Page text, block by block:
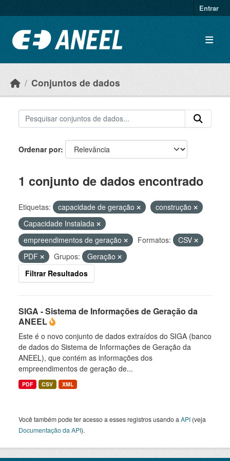
Entrar
Conjuntos de dados
Ordenar por
1 conjunto de dados encontrado
Etiquetas: capacidade de geração
construção
Capacidade Instalada
empreendimentos de geração
Formatos:
CSV
PDF
Grupos:
Geração
Filtrar Resultados
SIGA - Sistema de Informações de Geração da
ANEEL
Este é o novo conjunto de dados extraídos do SIGA (banco
de dados do Sistema de Informações de Geração da
ANEEL), que contém as informações dos
empreendimentos de geração de...
PDF CSV XML
Você também pode ter acesso a esses registros usando a API (veja
Documentação da API).